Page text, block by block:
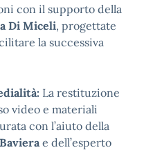
con il supporto della
Di Miceli, progettate
la successiva
La restituzione
video e materiali
con l’aiuto della
e dell’esperto